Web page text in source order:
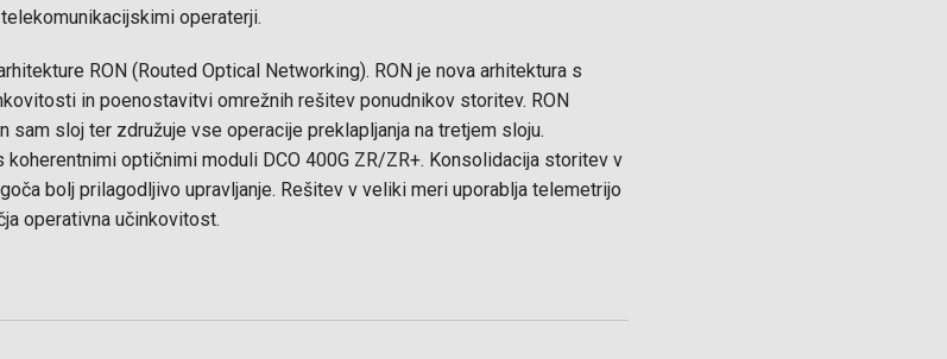
operaterji.
RON (Routed Optical Networking). RON je nova arhitektura s
in poenostavitvi omrežnih rešitev ponudnikov storitev. RON
sloj ter združuje vse operacije preklapljanja na tretjem sloju.
optičnimi moduli DCO 400G ZR/ZR+. Konsolidacija storitev v
bolj prilagodljivo upravljanje. Rešitev v veliki meri uporablja telemetrijo
operativna učinkovitost.